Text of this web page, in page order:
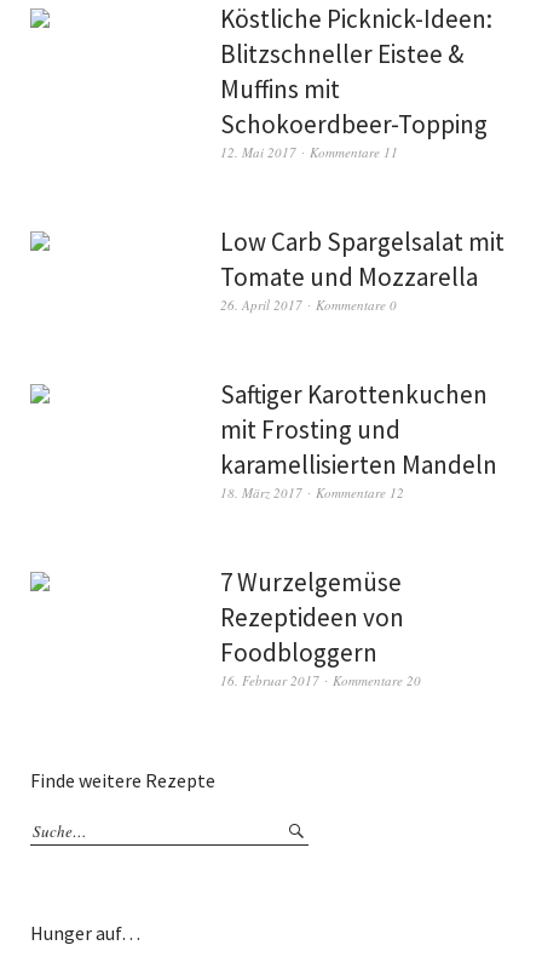
Köstliche Picknick-Ideen:
Blitzschneller Eistee &
Muffins mit
Schokoerdbeer-Topping
12. Mai 2017 Kommentare 11
Low Carb Spargelsalat mit
Tomate und Mozzarella
26. April 2017 Kommentare 0
Saftiger Karottenkuchen
mit Frosting und
karamellisierten Mandeln
18. März 2017 Kommentare 12
7 Wurzelgemüse
Rezeptideen von
Foodbloggern
16. Februar 2017 Kommentare 20
Finde weitere Rezepte
Hunger auf…